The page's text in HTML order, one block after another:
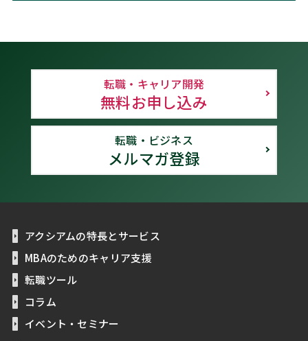
転職・キャリア開発
無料お申し込み
転職・ビジネス
メルマガ登録
アクシアムの特長とサービス
MBAのためのキャリア支援
転職ツール
コラム
イベント・セミナー